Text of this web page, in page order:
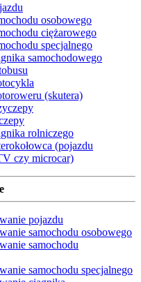
osobowego
ciężarowego
specjalnego
samochodowego
(skutera)
rolniczego
(pojazdu
czy microcar)
pojazdu
samochodu osobowego
samochodu
samochodu specjalnego